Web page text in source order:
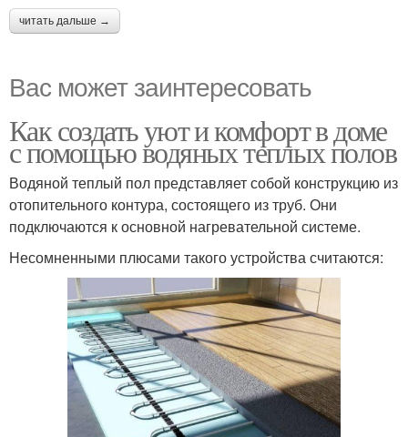
читать дальше →
Вас может заинтересовать
Как создать уют и комфорт в доме
с помощью водяных теплых полов
Водяной теплый пол представляет собой конструкцию из
отопительного контура, состоящего из труб. Они
подключаются к основной нагревательной системе.
Несомненными плюсами такого устройства считаются: